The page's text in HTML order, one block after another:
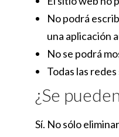
No podrá
una aplicación
No se podrá
Todas las
¿Se
Sí. No sólo